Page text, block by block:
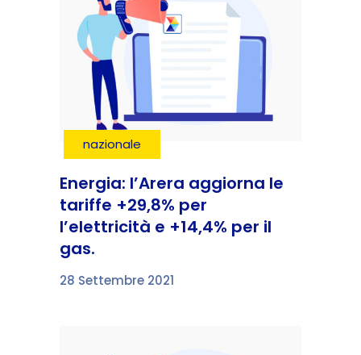
nazionale
Energia: l’Arera aggiorna le
tariffe +29,8% per
l’elettricità e +14,4% per il
gas.
28 Settembre 2021